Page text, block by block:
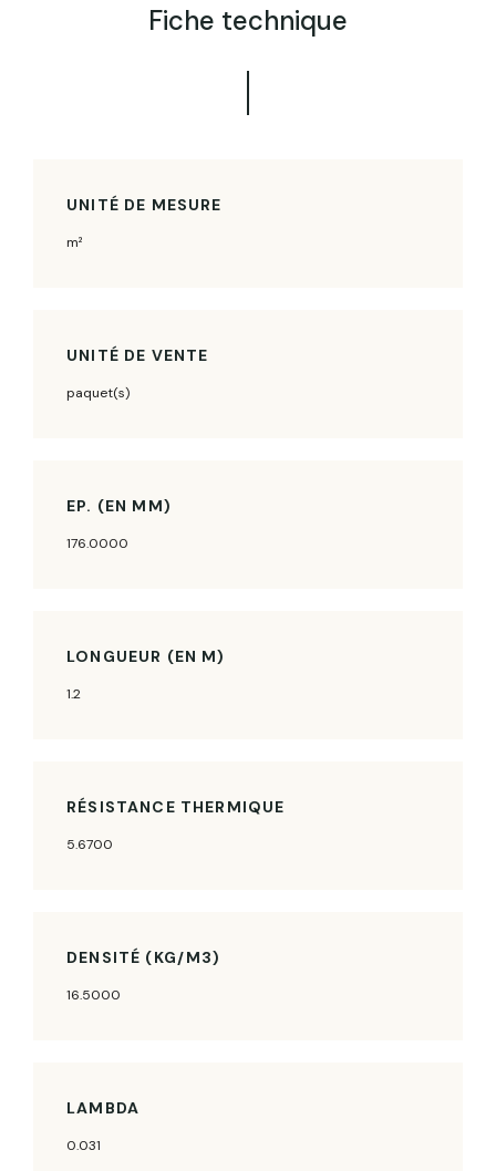
Fiche technique
UNITÉ DE MESURE
m²
UNITÉ DE VENTE
paquet(s)
EP. (EN MM)
176.0000
LONGUEUR (EN M)
1.2
RÉSISTANCE THERMIQUE
5.6700
DENSITÉ (KG/M3)
16.5000
LAMBDA
0.031